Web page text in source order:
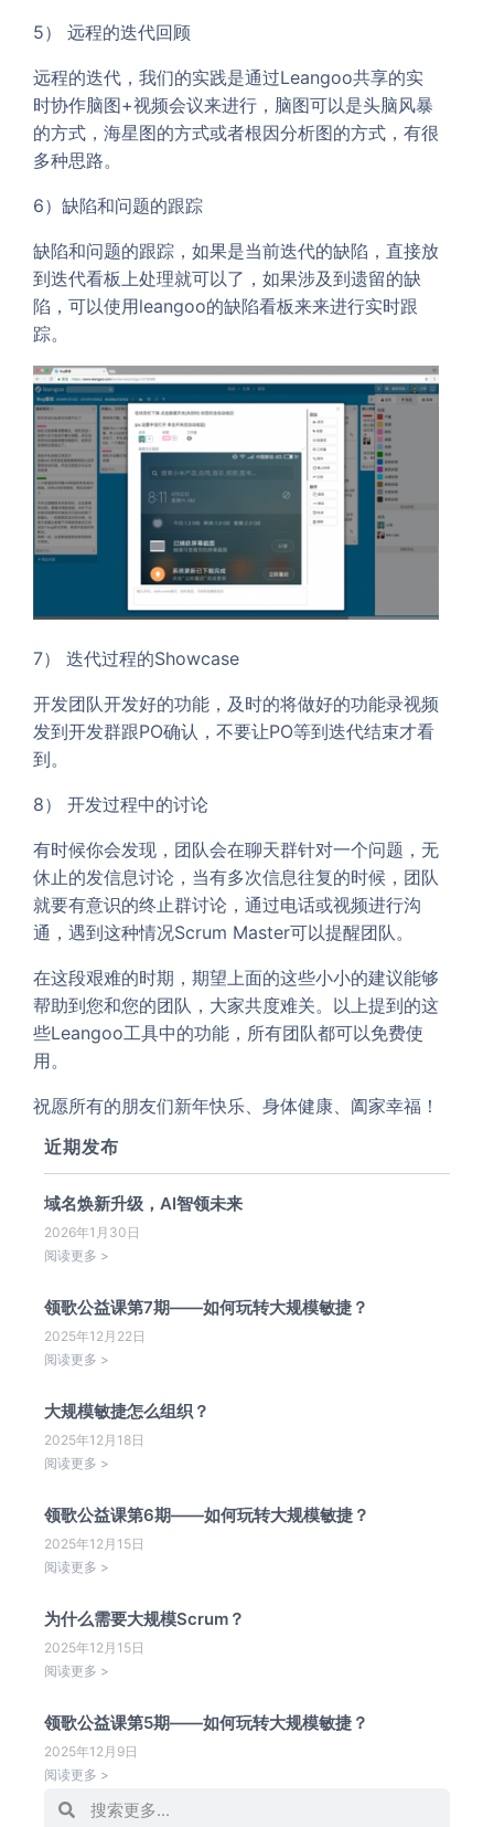
5） 远程的迭代回顾
远程的迭代，我们的实践是通过Leangoo共享的实
时协作脑图+视频会议来进行，脑图可以是头脑风暴
的方式，海星图的方式或者根因分析图的方式，有很
多种思路。
6）缺陷和问题的跟踪
缺陷和问题的跟踪，如果是当前迭代的缺陷，直接放
到迭代看板上处理就可以了，如果涉及到遗留的缺
陷，可以使用leangoo的缺陷看板来来进行实时跟
踪。
7） 迭代过程的Showcase
开发团队开发好的功能，及时的将做好的功能录视频
发到开发群跟PO确认，不要让PO等到迭代结束才看
到。
8） 开发过程中的讨论
有时候你会发现，团队会在聊天群针对一个问题，无
休止的发信息讨论，当有多次信息往复的时候，团队
就要有意识的终止群讨论，通过电话或视频进行沟
通，遇到这种情况Scrum Master可以提醒团队。
在这段艰难的时期，期望上面的这些小小的建议能够
帮助到您和您的团队，大家共度难关。以上提到的这
些Leangoo工具中的功能，所有团队都可以免费使
用。
祝愿所有的朋友们新年快乐、身体健康、阖家幸福！
近期发布
域名焕新升级，AI智领未来
2026年1月30日
阅读更多 >
领歌公益课第7期——如何玩转大规模敏捷？
2025年12月22日
阅读更多 >
大规模敏捷怎么组织？
2025年12月18日
阅读更多 >
领歌公益课第6期——如何玩转大规模敏捷？
2025年12月15日
阅读更多 >
为什么需要大规模Scrum？
2025年12月15日
阅读更多 >
领歌公益课第5期——如何玩转大规模敏捷？
2025年12月9日
阅读更多 >